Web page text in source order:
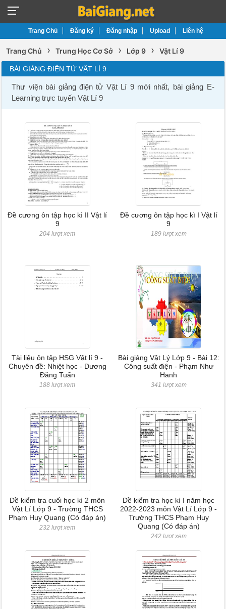
Trang Chủ Đăng ký Đăng nhập Upload Liên hệ
Trang Chủ › Trung Học Cơ Sở › Lớp 9 › Vật Lí 9
BÀI GIẢNG ĐIỆN TỬ VẬT LÍ 9
Thư viện bài giảng điện tử Vật Lí 9 mới nhất, bài giảng E-
Learning trực tuyến Vật Lí 9
Đề cương ôn tập học kì II Vật lí
9
204 lượt xem
Đề cương ôn tập học kì I Vật lí
9
189 lượt xem
Tài liệu ôn tập HSG Vật lí 9 -
Chuyên đề: Nhiệt học - Dương
Đăng Tuấn
188 lượt xem
Bài giảng Vật Lý Lớp 9 - Bài 12:
Công suất điện - Phạm Như
Hanh
341 lượt xem
Đề kiểm tra cuối học kì 2 môn
Vật Lí Lớp 9 - Trường THCS
Phạm Huy Quang (Có đáp án)
232 lượt xem
Đề kiểm tra học kì I năm học
2022-2023 môn Vật Lí Lớp 9 -
Trường THCS Phạm Huy
Quang (Có đáp án)
242 lượt xem